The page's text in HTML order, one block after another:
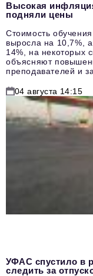
Высокая
подняли цены
Стоимость
выросла на 10,7%,
14%, на некоторых
объясняют
преподавателей и
04 августа 14:15
УФАС спустило в
следить за